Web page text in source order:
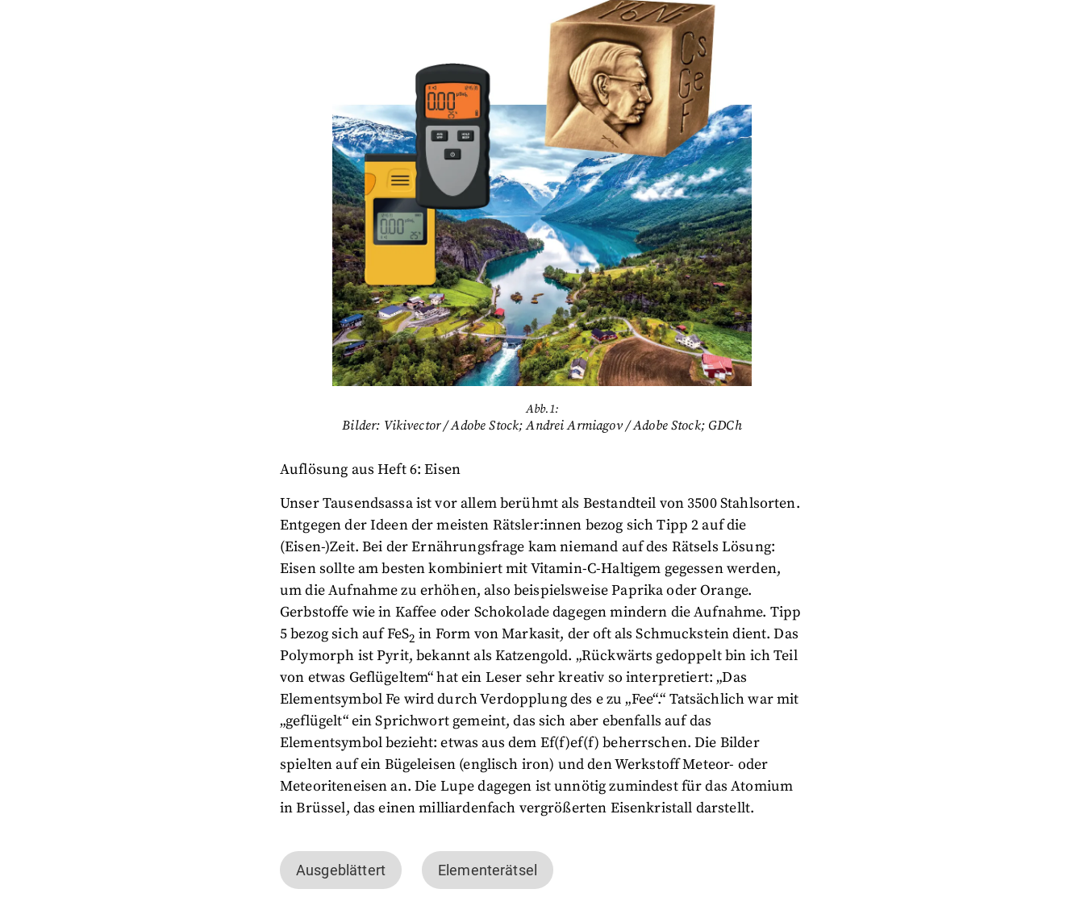
Abb.1:
Bilder: Vikivector / Adobe Stock; Andrei Armiagov / Adobe Stock; GDCh
Auflösung aus Heft 6: Eisen
Unser Tausendsassa ist vor allem berühmt als Bestandteil von 3500 Stahlsorten.
Entgegen der Ideen der meisten Rätsler:innen bezog sich Tipp 2 auf die
(Eisen-)Zeit. Bei der Ernährungsfrage kam niemand auf des Rätsels Lösung:
Eisen sollte am besten kombiniert mit Vitamin-C-Haltigem gegessen werden,
um die Aufnahme zu erhöhen, also beispielsweise Paprika oder Orange.
Gerbstoffe wie in Kaffee oder Schokolade dagegen mindern die Aufnahme. Tipp
5 bezog sich auf FeS2 in Form von Markasit, der oft als Schmuckstein dient. Das
Polymorph ist Pyrit, bekannt als Katzengold. „Rückwärts gedoppelt bin ich Teil
von etwas Geflügeltem“ hat ein Leser sehr kreativ so interpretiert: „Das
Elementsymbol Fe wird durch Verdopplung des e zu „Fee“.“ Tatsächlich war mit
„geflügelt“ ein Sprichwort gemeint, das sich aber ebenfalls auf das
Elementsymbol bezieht: etwas aus dem Ef(f)ef(f) beherrschen. Die Bilder
spielten auf ein Bügeleisen (englisch iron) und den Werkstoff Meteor- oder
Meteoriteneisen an. Die Lupe dagegen ist unnötig zumindest für das Atomium
in Brüssel, das einen milliardenfach vergrößerten Eisenkristall darstellt.
Ausgeblättert Elementerätsel